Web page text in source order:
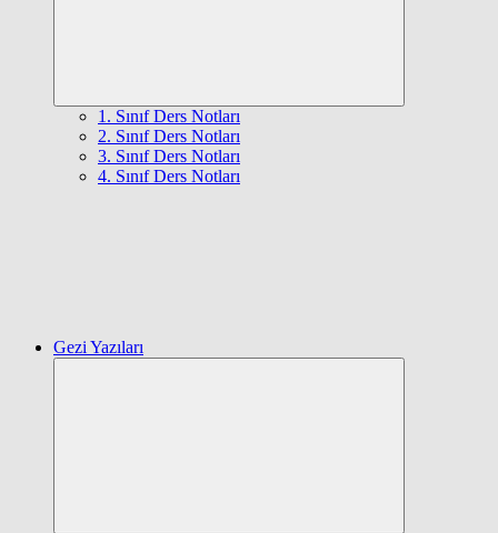
1. Sınıf Ders Notları
2. Sınıf Ders Notları
3. Sınıf Ders Notları
4. Sınıf Ders Notları
Gezi Yazıları